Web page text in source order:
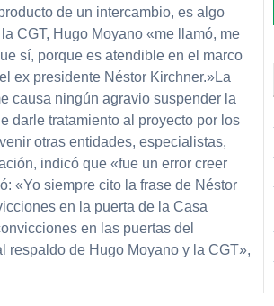
de un intercambio, es algo
CGT, Hugo Moyano «me llamó, me
sí, porque es atendible en el marco
ex presidente Néstor Kirchner.»La
causa ningún agravio suspender la
darle tratamiento al proyecto por los
otras entidades, especialistas,
indicó que «fue un error creer
«Yo siempre cito la frase de Néstor
en la puerta de la Casa
en las puertas del
respaldo de Hugo Moyano y la CGT»,